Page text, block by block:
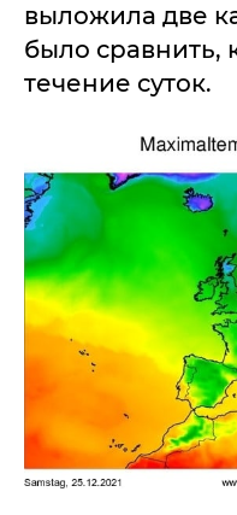
выложила две
было сравнить,
течение суток.